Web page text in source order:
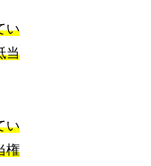
い
当
い
権